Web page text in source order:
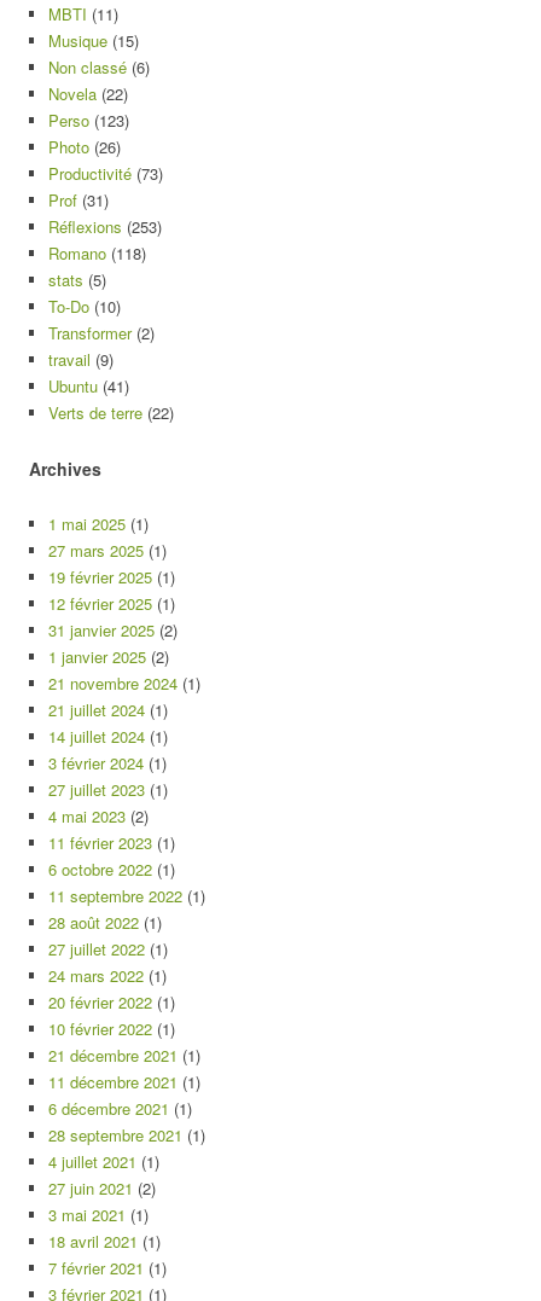
MBTI (11)
Musique (15)
Non classé (6)
Novela (22)
Perso (123)
Photo (26)
Productivité (73)
Prof (31)
Réflexions (253)
Romano (118)
stats (5)
To-Do (10)
Transformer(2)
travail (9)
Ubuntu (41)
Verts de terre (22)
Archives
1 mai 2025 (1)
27 mars 2025 (1)
19 février 2025 (1)
12 février 2025 (1)
31 janvier 2025 (2)
1 janvier 2025 (2)
21 novembre 2024 (1)
21 juillet 2024 (1)
14 juillet 2024 (1)
3 février 2024 (1)
27 juillet 2023 (1)
4 mai 2023 (2)
11 février 2023 (1)
6 octobre 2022 (1)
11 septembre 2022 (1)
28 août 2022 (1)
27 juillet 2022 (1)
24 mars 2022 (1)
20 février 2022 (1)
10 février 2022 (1)
21 décembre 2021 (1)
11 décembre 2021 (1)
6 décembre 2021 (1)
28 septembre 2021 (1)
4 juillet 2021 (1)
27 juin 2021 (2)
3 mai 2021 (1)
18 avril 2021 (1)
7 février 2021 (1)
3 février 2021 (1)